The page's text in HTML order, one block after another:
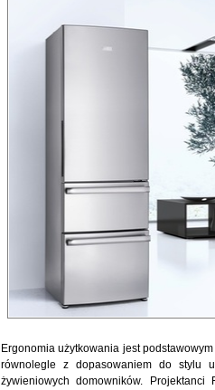
Ergonomia użytkowania jest
równolegle z dopasowaniem do stylu
żywieniowych domowników.